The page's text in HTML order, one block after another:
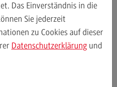
Das Einverständnis in die
Sie jederzeit
zu Cookies auf dieser
Datenschutzerklärung und